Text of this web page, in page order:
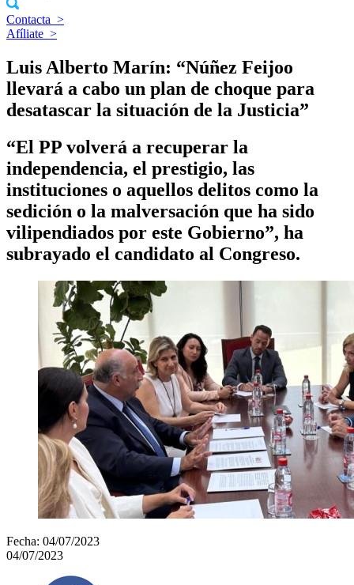
Contacta >
Afíliate >
Luis Alberto Marín: “Núñez Feijoo
llevará a cabo un plan de choque para
desatascar la situación de la Justicia”
“El PP volverá a recuperar la
independencia, el prestigio, las
instituciones o aquellos delitos como la
sedición o la malversación que ha sido
vilipendiados por este Gobierno”, ha
subrayado el candidato al Congreso.
Fecha: 04/07/2023
04/07/2023